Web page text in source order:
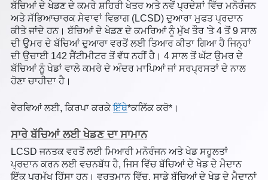
ਬੱਚਿਆਂ ਦੇ ਖੇਡਣ ਦੇ ਕਮਰੇ ਸ਼ਹਿਰੀ ਖੇਤਰ ਅਤੇ ਨਵੇਂ ਪ੍ਰਦੇਸ਼ਾਂ ਵਿੱਚ ਮਨੋਰੰਜਨ
ਅਤੇ ਸੱਭਿਆਚਾਰਕ ਸੇਵਾਵਾਂ ਵਿਭਾਗ (LCSD) ਦੁਆਰਾ ਮੁਫਤ ਪ੍ਰਦਾਨ
ਕੀਤੇ ਜਾਂਦੇ ਹਨ। ਬੱਚਿਆਂ ਦੇ ਖੇਡਣ ਦੇ ਕਮਰਿਆਂ ਨੂੰ ਮੁੱਖ ਤੌਰ 'ਤੇ 4 ਤੋਂ 9 ਸਾਲ
ਦੀ ਉਮਰ ਦੇ ਬੱਚਿਆਂ ਦੁਆਰਾ ਵਰਤੋਂ ਲਈ ਤਿਆਰ ਕੀਤਾ ਗਿਆ ਹੈ ਜਿਨ੍ਹਾਂ
ਦੀ ਉਚਾਈ 142 ਸੈਂਟੀਮੀਟਰ ਤੋਂ ਵੱਧ ਨਹੀਂ ਹੈ। 4 ਸਾਲ ਤੋਂ ਘੱਟ ਉਮਰ ਦੇ
ਬੱਚਿਆਂ ਨੂੰ ਖੇਡਾਂ ਵਾਲੇ ਕਮਰੇ ਦੇ ਅੰਦਰ ਮਾਪਿਆਂ ਜਾਂ ਸਰਪ੍ਰਸਤਾਂ ਦੇ ਨਾਲ
ਹੋਣਾ ਚਾਹੀਦਾ ਹੈ।
ਵੇਰਵਿਆਂ ਲਈ, ਕਿਰਪਾ ਕਰਕੇਇੱਥੇ*ਕਲਿੱਕ ਕਰੋ*।
ਸਾਰੇ ਬੱਚਿਆਂ ਲਈ ਖੇਡਣ ਦਾ ਸਾਮਾਨ
LCSD ਜਨਤਕ ਵਰਤੋਂ ਲਈ ਮਿਆਰੀ ਮਨੋਰੰਜਨ ਅਤੇ ਖੇਡ ਸਹੂਲਤਾਂ
ਪ੍ਰਦਾਨ ਕਰਨ ਲਈ ਵਚਨਬੱਧ ਹੈ, ਜਿਸ ਵਿੱਚ ਬੱਚਿਆਂ ਦੇ ਖੇਡ ਦੇ ਮੈਦਾਨ
ਇੱਕ ਪ੍ਰਮੁੱਖ ਹਿੱਸਾ ਹਨ। ਵਰਤਮਾਨ ਵਿੱਚ, ਸਾਡੇ ਬੱਚਿਆਂ ਦੇ ਖੇਡ ਦੇ ਮੈਦਾਨਾਂ